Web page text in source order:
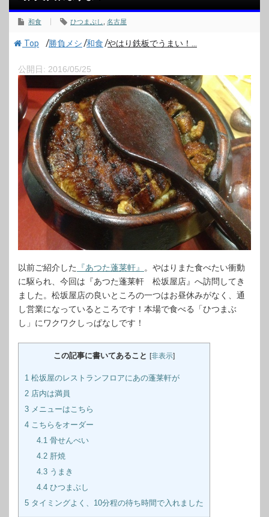
和食 ひつまぶし 名古屋
Top /勝負メシ/和食/やはり鉄板でうまい！...
公開日: 2016/05/25
以前ご紹介した 『あつた蓬莱軒』
。やはりまた食べたい衝動
に駆られ、今回は『あつた蓬莱軒 松坂屋店』へ訪問してき
ました。松坂屋店の良いところの一つはお昼休みがなく、通
し営業になっているところです！本場で食べる「ひつまぶ
し」にワクワクしっぱなしです！
この記事に書いてあること [非表示]
1 松坂屋のレストランフロアにあの蓬莱軒が
2 店内は満員
3 メニューはこちら
4 こちらをオーダー
4.1骨せんべい
4.2肝焼
4.3うまき
4.4ひつまぶし
5 タイミングよく、10分程の待ち時間で入れました